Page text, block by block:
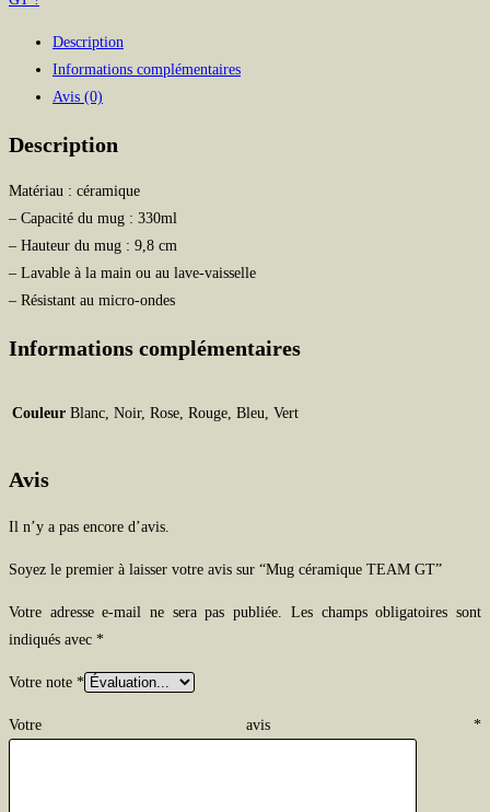
Description
Informations complémentaires
Avis (0)
Description
Matériau : céramique
– Capacité du mug : 330ml
– Hauteur du mug : 9,8 cm
– Lavable à la main ou au lave-vaisselle
– Résistant au micro-ondes
Informations complémentaires
Couleur Blanc, Noir, Rose, Rouge, Bleu, Vert
Avis
Il n’y a pas encore d’avis.
Soyez le premier à laisser votre avis sur “Mug céramique TEAM GT”
Votre adresse e-mail ne sera pas publiée.
Les champs obligatoires sont
indiqués avec *
Votre note *
Votre avis *